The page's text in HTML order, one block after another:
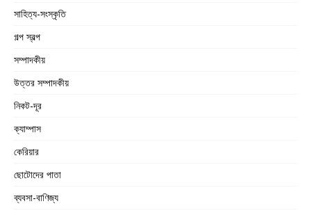
সাহিত্য-সংস্কৃতি
গল্প স্বল্প
সম্পাদকীয়
উত্তর সম্পাদকীয়
নিকট-দূর
ক্যাম্পাস
কেরিয়ার
ছোটোদের পাতা
ব্যবসা-বাণিজ্য